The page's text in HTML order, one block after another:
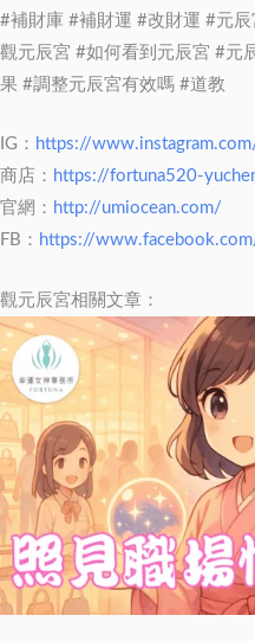
#補財庫 #補財運 #改財運 #元
觀元辰宮 #如何看到元辰宮 #元
果 #調整元辰宮有效嗎 #道教
IG： https://
商店： https://fortuna520-
官網： http://umiocean.com/
FB： https://
觀元辰宮相關文章：